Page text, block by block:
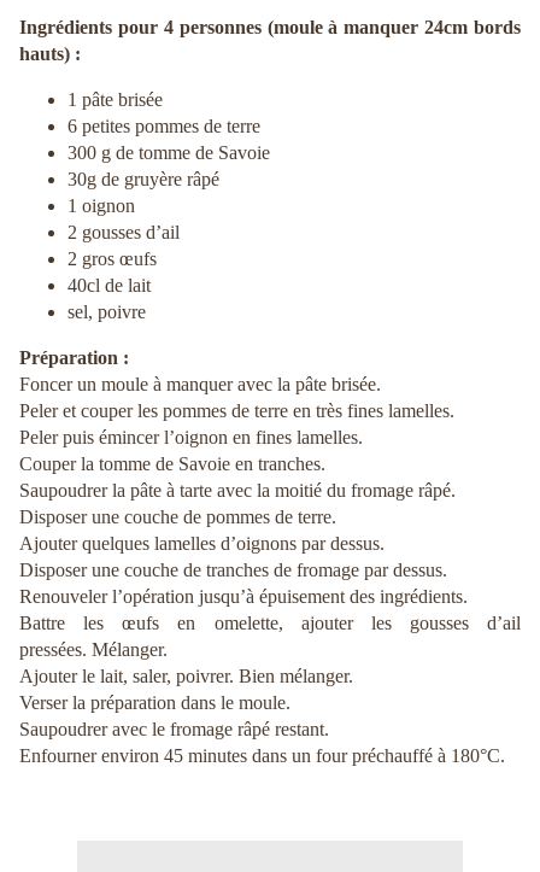
Ingrédients pour 4 personnes (moule à manquer 24cm bords
hauts) :
1 pâte brisée
6 petites pommes de terre
300 g de tomme de Savoie
30g de gruyère râpé
1 oignon
2 gousses d’ail
2 gros œufs
40cl de lait
sel, poivre
Préparation :
Foncer un moule à manquer avec la pâte brisée.
Peler et couper les pommes de terre en très fines lamelles.
Peler puis émincer l’oignon en fines lamelles.
Couper la tomme de Savoie en tranches.
Saupoudrer la pâte à tarte avec la moitié du fromage râpé.
Disposer une couche de pommes de terre.
Ajouter quelques lamelles d’oignons par dessus.
Disposer une couche de tranches de fromage par dessus.
Renouveler l’opération jusqu’à épuisement des ingrédients.
Battre les œufs en omelette, ajouter les gousses d’ail
pressées. Mélanger.
Ajouter le lait, saler, poivrer. Bien mélanger.
Verser la préparation dans le moule.
Saupoudrer avec le fromage râpé restant.
Enfourner environ 45 minutes dans un four préchauffé à 180°C.